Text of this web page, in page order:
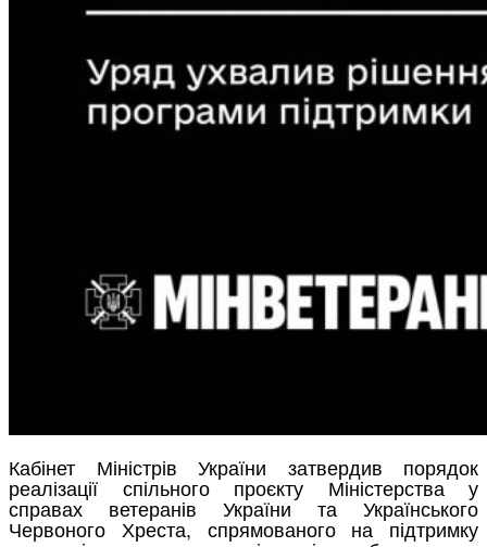
Кабінет Міністрів України затвердив порядок
реалізації спільного проєкту Міністерства у
справах ветеранів України та Українського
Червоного Хреста, спрямованого на підтримку